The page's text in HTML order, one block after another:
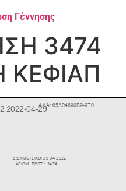
Γέννησης
3474
ΚΕΦΙΑΠ